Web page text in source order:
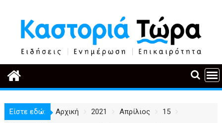
περιεχόμενο
Είστε εδώ: Αρχική 2021 Απρίλιος
15